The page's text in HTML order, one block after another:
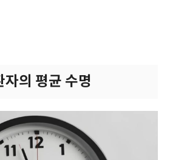
의 평균 수명